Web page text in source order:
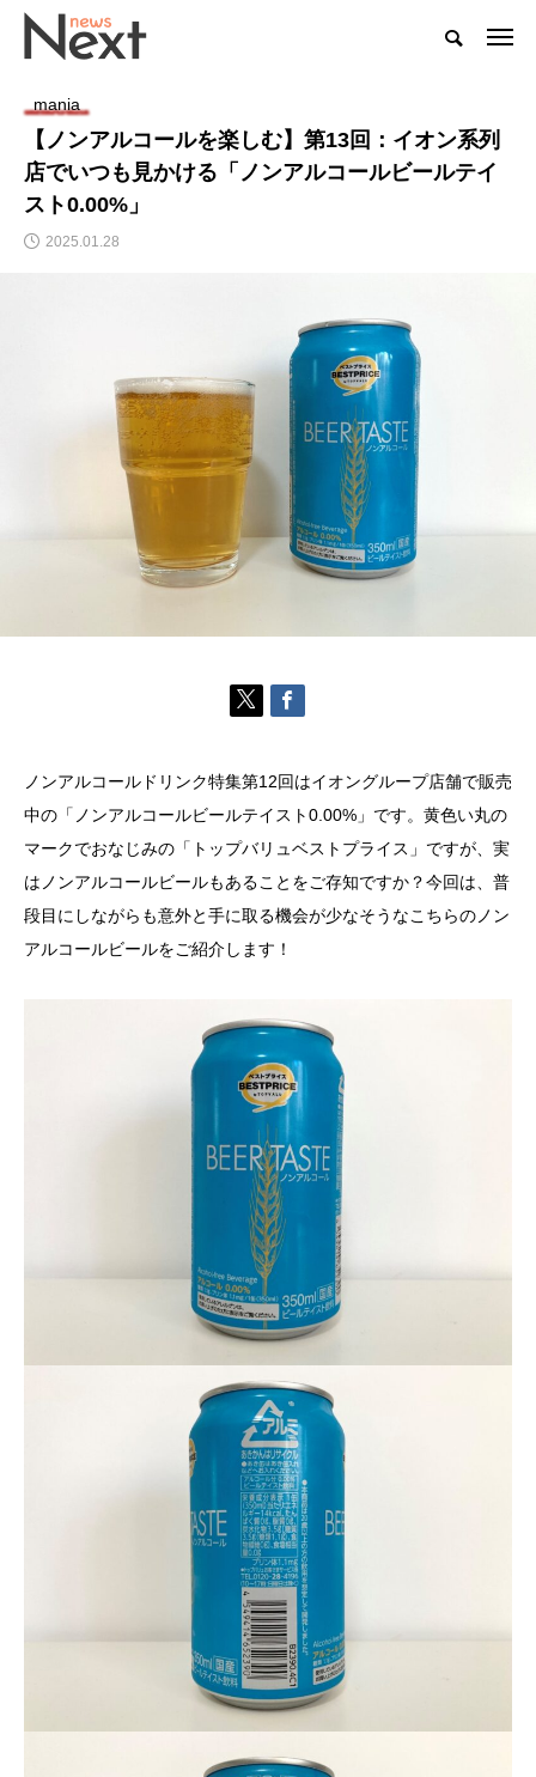
mania
【ノンアルコールを楽しむ】第13回：イオン系列
店でいつも見かける「ノンアルコールビールテイ
スト0.00%」
2025.01.28
ノンアルコールドリンク特集第12回はイオングループ店舗で販売
中の「ノンアルコールビールテイスト0.00%」です。黄色い丸の
マークでおなじみの「トップバリュベストプライス」ですが、実
はノンアルコールビールもあることをご存知ですか？今回は、普
段目にしながらも意外と手に取る機会が少なそうなこちらのノン
アルコールビールをご紹介します！